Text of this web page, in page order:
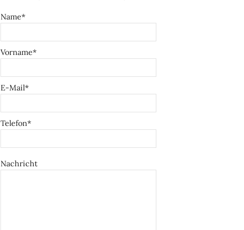
Name*
Vorname*
E-Mail*
Telefon*
Nachricht